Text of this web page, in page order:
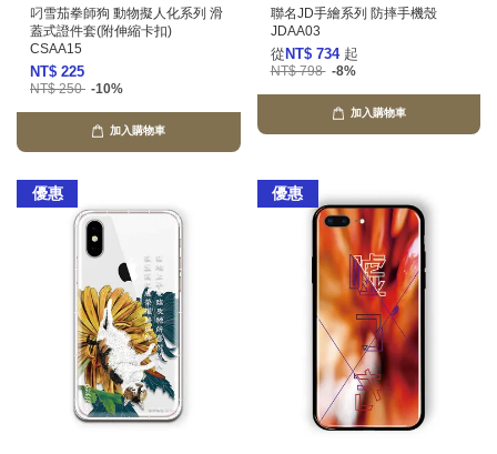
叼雪茄拳師狗 動物擬人化系列 滑
蓋式證件套(附伸縮卡扣)
CSAA15
NT$ 225
NT$ 250 -10%
加入購物車
聯名JD手繪系列 防摔手機殼
JDAA03
從 NT$ 734 起
NT$ 798 -8%
加入購物車
優惠 優惠